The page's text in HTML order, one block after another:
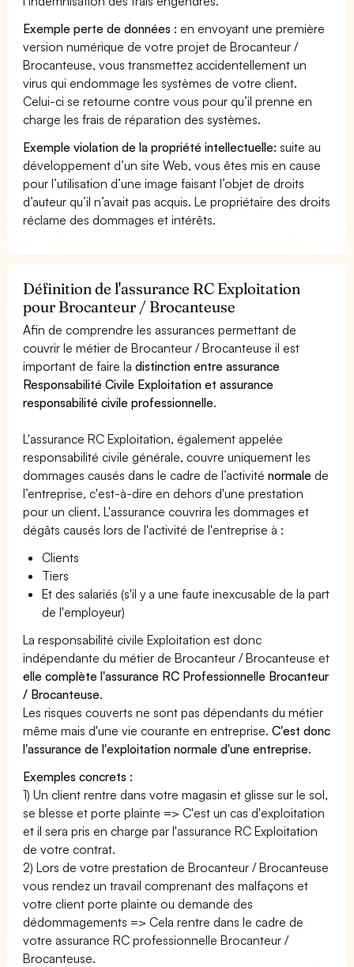
Exemple perte de données : en envoyant une première
version numérique de votre projet de Brocanteur /
Brocanteuse, vous transmettez accidentellement un
virus qui endommage les systèmes de votre client.
Celui-ci se retourne contre vous pour qu’il prenne en
charge les frais de réparation des systèmes.
Exemple violation de la propriété intellectuelle: suite au
développement d’un site Web, vous êtes mis en cause
pour l’utilisation d’une image faisant l’objet de droits
d’auteur qu’il n’avait pas acquis. Le propriétaire des droits
réclame des dommages et intérêts.
Définition de l'assurance RC Exploitation
pour Brocanteur / Brocanteuse
Afin de comprendre les assurances permettant de
couvrir le métier de Brocanteur / Brocanteuse il est
important de faire ladistinction entre assurance
Responsabilité Civile Exploitation et assurance
responsabilité civile professionnelle.
L'assurance RC Exploitation, également appelée
responsabilité civile générale, couvre uniquement les
dommages causés dans le cadre de l’activiténormale de
l’entreprise, c'est-à-dire en dehors d'une prestation
pour un client. L'assurance couvrira les dommages et
dégâts causés lors de l'activité de l'entreprise à :
Clients
Tiers
Et des salariés (s'il y a une faute inexcusable de la part
de l'employeur)
La responsabilité civile Exploitation est donc
indépendante du métier de Brocanteur / Brocanteuse et
elle complète l'assurance RC Professionnelle Brocanteur
/ Brocanteuse.
Les risques couverts ne sont pas dépendants du métier
même mais d'une vie courante en entreprise.C'est donc
l'assurance de l'exploitation normale d'une entreprise.
Exemples concrets :
1) Un client rentre dans votre magasin et glisse sur le sol,
se blesse et porte plainte => C'est un cas d'exploitation
et il sera pris en charge par l'assurance RC Exploitation
de votre contrat.
2) Lors de votre prestation de Brocanteur / Brocanteuse
vous rendez un travail comprenant des malfaçons et
votre client porte plainte ou demande des
dédommagements => Cela rentre dans le cadre de
votre assurance RC professionnelle Brocanteur /
Brocanteuse.